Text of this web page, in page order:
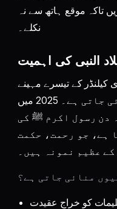
تاکہ موقع ہاتھ سے نہ
نکلے۔
النبی کی اہمیت
کیلنڈر کے تیسرے مہینے
کی 12 تاریخ کو منائی جاتی ہے۔ 2025 میں
یہ دن رسول اکرم ﷺ کی
ہے، جو رحمت، حکمت
عظیم نمونہ ہیں۔
منائی جاتی ہے؟
کو خراجِ عقیدت